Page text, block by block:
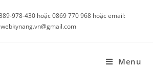
978-430 hoặc 0869 770 968 hoặc email:
webkynang.vn@gmail.com
Menu